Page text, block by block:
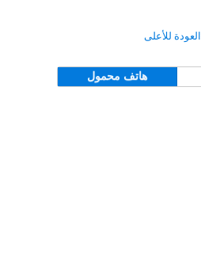
العودة للأعلى
هاتف محمول